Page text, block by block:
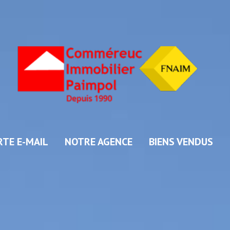
E-MAIL NOTRE AGENCE BIENS VENDUS